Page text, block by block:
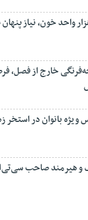
خارج از فصل،
ویژه بانوان در استخر
هیرمند صاحب